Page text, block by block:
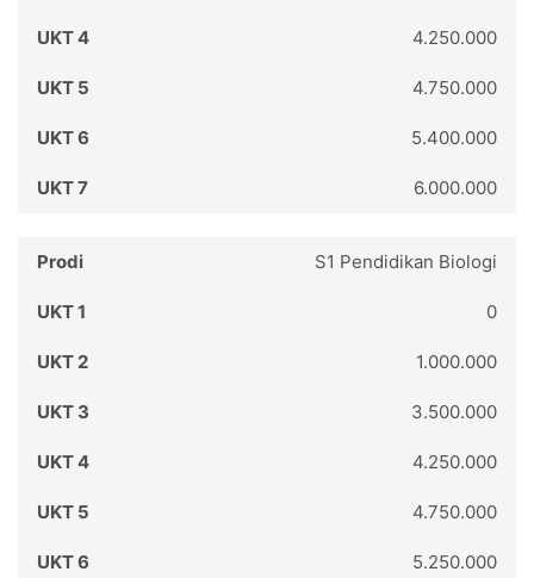
4.250.000
4.750.000
5.400.000
6.000.000
S1 Pendidikan Biologi
0
1.000.000
3.500.000
4.250.000
4.750.000
5.250.000